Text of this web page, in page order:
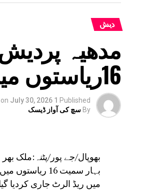
دیش
مدھیہ
16ریاستوں میں بھاری بارش
Published
1 week ago
on July 30, 2026
By سچ کی آواز ڈیسک
بھوپال/جے پور/پٹنہ:ملک
بہار سمیت 16
میں ریڈ الرٹ جاری کردیا گیاہے۔ ریڈ